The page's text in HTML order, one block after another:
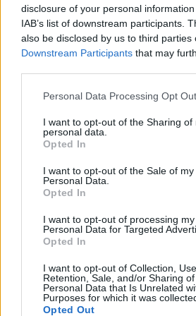
disclosure of your personal
IAB’s list of downstream participants.
also be disclosed by us to third parties
Downstream Participants that may
Personal Data Processing Opt
I want to opt-out of the Sharing of
personal data.
Opted In
I want to opt-out of the Sale of my
Personal Data.
Opted In
I want to opt-out of processing my
Personal Data for Targeted
Opted In
I want to opt-out of Collection, Use,
Retention, Sale, and/or Sharing
Personal Data that Is Unrelated
Purposes for which it was
Opted Out
Πιο συγκεκριμένα, τη
καλλιτέχνης, σηκώθηκε
του και ανέβηκε στη
προσφέροντας ένα
τριαντάφυλλο στη
που το αποδέχτηκε με
καθώς και για εκείνη,
αναπόσπαστο κομμάτι